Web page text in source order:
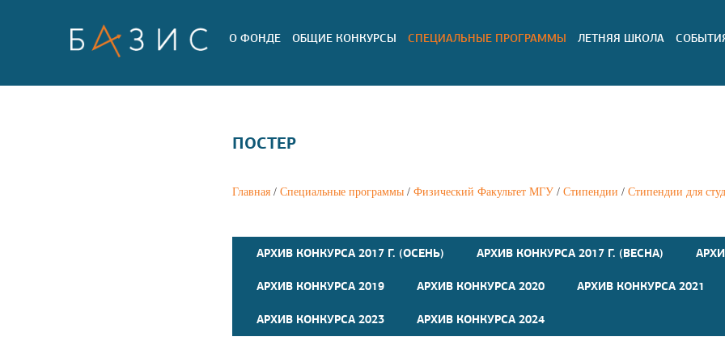
О ФОНДЕ ОБЩИЕ КОНКУРСЫ СПЕЦИАЛЬНЫЕ ПРОГРАММЫ ЛЕТНЯЯ ШКОЛА
ПОСТЕР
Главная / Специальные программы / Физический Факультет МГУ / Стипендии / Стипендии для
АРХИВ КОНКУРСА 2017 Г. (ОСЕНЬ) АРХИВ КОНКУРСА 2017 Г. (ВЕСНА)
АРХИВ КОНКУРСА 2019 АРХИВ КОНКУРСА 2020 АРХИВ КОНКУРСА 2021
АРХИВ КОНКУРСА 2023 АРХИВ КОНКУРСА 2024